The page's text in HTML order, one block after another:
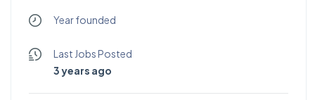
Year founded
Last Jobs Posted
3 years ago